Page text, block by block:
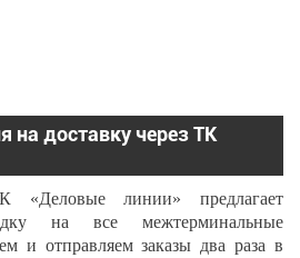
на доставку через ТК
линии» предлагает
на все межтерминальные
и отправляем заказы два раза в